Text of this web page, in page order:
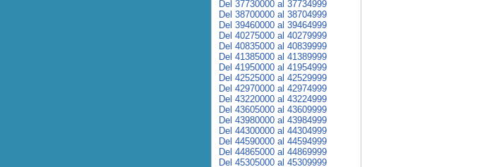
Del 37730000 al 37734999
Del 38700000 al 38704999
Del 39460000 al 39464999
Del 40275000 al 40279999
Del 40835000 al 40839999
Del 41385000 al 41389999
Del 41950000 al 41954999
Del 42525000 al 42529999
Del 42970000 al 42974999
Del 43220000 al 43224999
Del 43605000 al 43609999
Del 43980000 al 43984999
Del 44300000 al 44304999
Del 44590000 al 44594999
Del 44865000 al 44869999
Del 45305000 al 45309999